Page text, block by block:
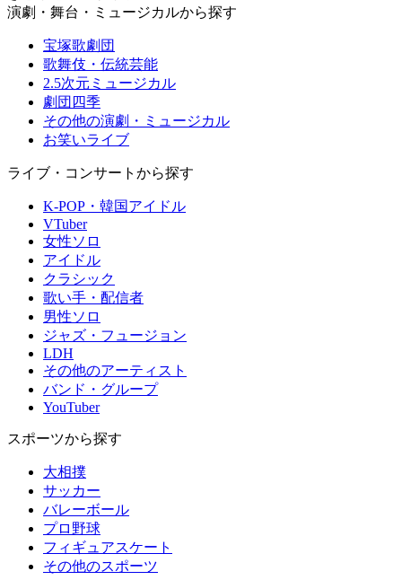
演劇・舞台・ミュージカルから探す
宝塚歌劇団
歌舞伎・伝統芸能
2.5次元ミュージカル
劇団四季
その他の演劇・ミュージカル
お笑いライブ
ライブ・コンサートから探す
K-POP・韓国アイドル
VTuber
女性ソロ
アイドル
クラシック
歌い手・配信者
男性ソロ
ジャズ・フュージョン
LDH
その他のアーティスト
バンド・グループ
YouTuber
スポーツから探す
大相撲
サッカー
バレーボール
プロ野球
フィギュアスケート
その他のスポーツ